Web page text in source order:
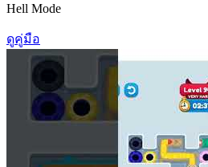
Hell Mode
ดูคู่มือ